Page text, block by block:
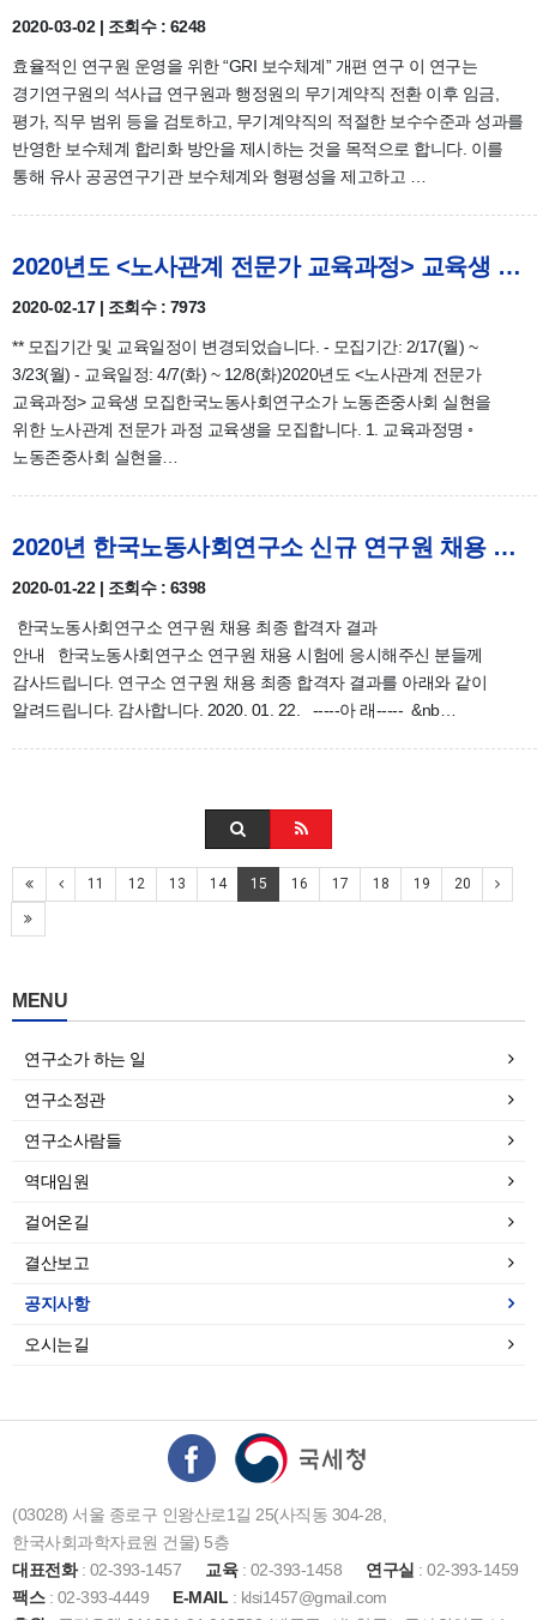
2020-03-02 | 조회수 : 6248
효율적인 연구원 운영을 위한 “GRI 보수체계” 개편 연구 이 연구는
경기연구원의 석사급 연구원과 행정원의 무기계약직 전환 이후 임금,
평가, 직무 범위 등을 검토하고, 무기계약직의 적절한 보수수준과 성과를
반영한 보수체계 합리화 방안을 제시하는 것을 목적으로 합니다. 이를
통해 유사 공공연구기관 보수체계와 형평성을 제고하고 …
2020년도 <노사관계 전문가 교육과정> 교육생 모집
2020-02-17 | 조회수 : 7973
** 모집기간 및 교육일정이 변경되었습니다. - 모집기간: 2/17(월) ~
3/23(월) - 교육일정: 4/7(화) ~ 12/8(화)2020년도 <노사관계 전문가
교육과정> 교육생 모집한국노동사회연구소가 노동존중사회 실현을
위한 노사관계 전문가 과정 교육생을 모집합니다. 1. 교육과정명 ◦
노동존중사회 실현을…
2020년 한국노동사회연구소 신규 연구원 채용 최종 합격자 결과 안내
2020-01-22 | 조회수 : 6398
한국노동사회연구소 연구원 채용 최종 합격자 결과
안내 한국노동사회연구소 연구원 채용 시험에 응시해주신 분들께
감사드립니다. 연구소 연구원 채용 최종 합격자 결과를 아래와 같이
알려드립니다. 감사합니다. 2020. 01. 22. -----아 래----- &nb…
11 12 13 14 15 16 17 18 19 20
MENU
연구소가 하는 일
연구소정관
연구소사람들
역대임원
걸어온길
결산보고
공지사항
오시는길
(03028) 서울 종로구 인왕산로1길 25(사직동 304-28,
한국사회과학자료원 건물) 5층
대표전화: 02-393-1457 교육: 02-393-1458 연구실 : 02-393-1459
팩스: 02-393-4449 E-MAIL : klsi1457@gmail.com